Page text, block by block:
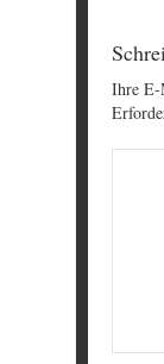
Ihre E-